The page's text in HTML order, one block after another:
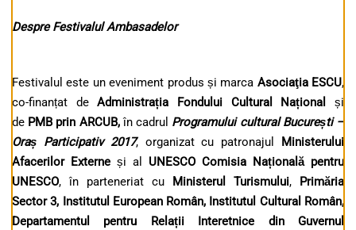
Despre Festivalul Ambasadelor
Festivalul este un eveniment produs și marca Asociaţia ESCU,
co-finanțat deAdministrația Fondului Cultural Național
și
de PMB prin ARCUB,în cadrul Programului cultural București –
Oraș Participativ 2017, organizat cu patronajul
Ministerului
Afacerilor Externe și al
UNESCO Comisia Națională pentru
UNESCO, în parteneriat cu Ministerul Turismului, Primăria
Sector 3, Institutul European Român, Institutul Cultural Român,
Departamentul pentru Relații Interetnice din Guvernul